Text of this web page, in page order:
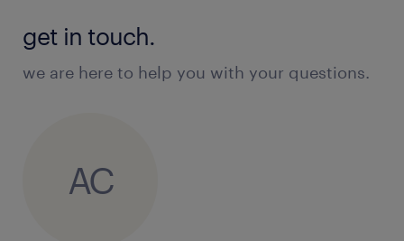
get in touch.
we are here to help you with your questions.
AC